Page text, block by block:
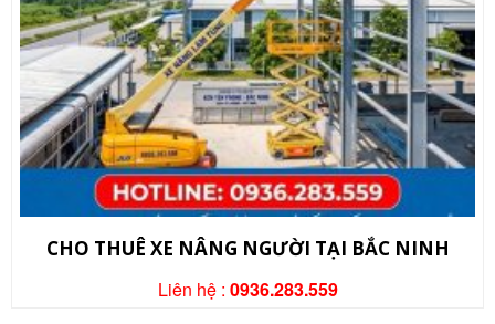
CHO THUÊ XE NÂNG NGƯỜI TẠI BẮC NINH
Liên hệ : 0936.283.559